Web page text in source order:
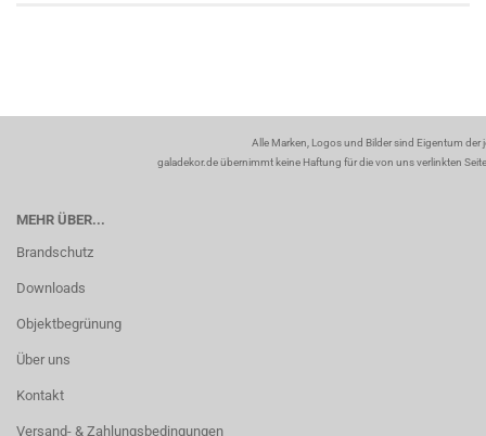
Alle Marken, Logos und Bilder sind Eigentum
galadekor.de übernimmt keine Haftung für die von uns verlinkten
MEHR ÜBER...
Brandschutz
Downloads
Objektbegrünung
Über uns
Kontakt
Versand- & Zahlungsbedingungen